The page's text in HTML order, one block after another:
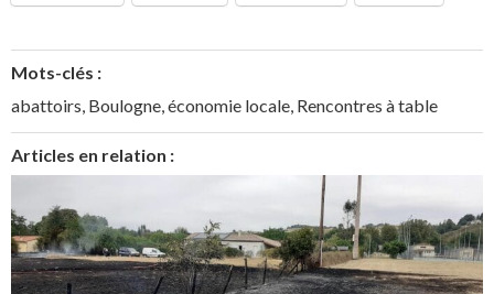
Mots-clés :
abattoirs Boulogne économie locale Rencontres à table
Articles en relation :